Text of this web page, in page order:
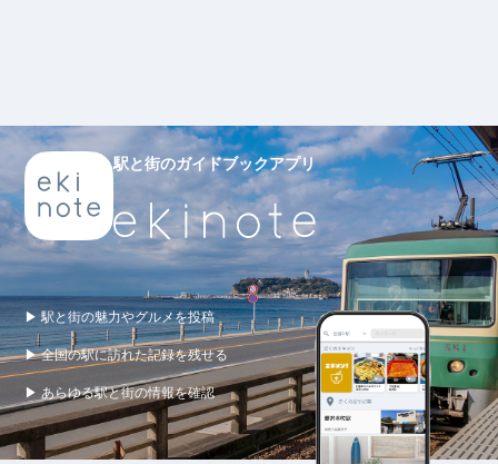
駅と街のガイドブックアプリ
▶ 駅と街の魅力やグルメを投稿
▶ 全国の駅に訪れた記録を残せる
▶ あらゆる駅と街の情報を確認